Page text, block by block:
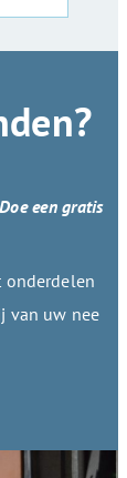
een gratis
onderdelen
van uw nee